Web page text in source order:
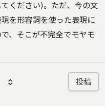
ください)。ただ、今の文
を形容詞を使った表現に
、そこが不完全でモヤモ
投稿